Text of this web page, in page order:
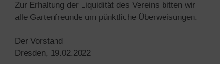
Zur Erhaltung der Liquidität des Vereins bitten wir
alle Gartenfreunde um pünktliche Überweisungen.
Der Vorstand
Dresden, 19.02.2022